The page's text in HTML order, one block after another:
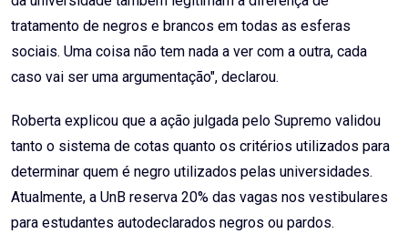
tratamento de negros e brancos em todas as esferas
sociais. Uma coisa não tem nada a ver com a outra, cada
caso vai ser uma argumentação", declarou.
Roberta explicou que a ação julgada pelo Supremo validou
tanto o sistema de cotas quanto os critérios utilizados para
determinar quem é negro utilizados pelas universidades.
Atualmente, a UnB reserva 20% das vagas nos vestibulares
para estudantes autodeclarados negros ou pardos.